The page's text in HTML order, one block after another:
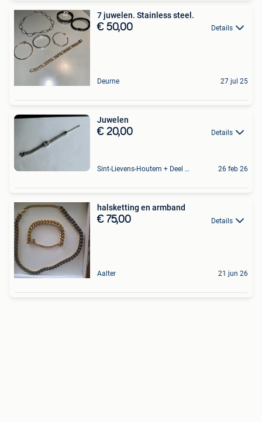
7 juwelen. Stainless steel.
€ 50,00 Details
Deurne 27 jul 25
Juwelen
€ 20,00 Details
Sint-Lievens-Houtem + Deel Oombergen 26 feb 26
halsketting en armband
€ 75,00 Details
Aalter 21 jun 26